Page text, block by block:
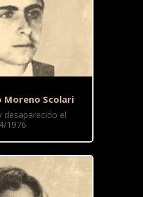
Moreno Scolari
desaparecido el
1976